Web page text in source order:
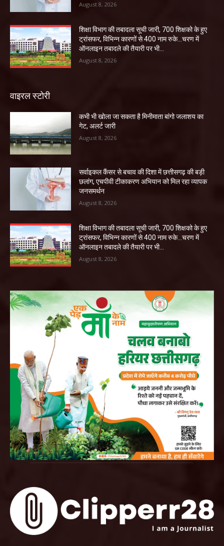
August 8, 2026
शिक्षा विभाग की तबादला सूची जारी, 700 शिक्षको के हुए
ट्रांसफर, विभिन्न कारणों से 400 नाम रुके…चरण में
ऑनलाइन तबादले की तैयारी पर भी...
August 8, 2026
वाइरल स्टोरी
कभी भी खोला जा सकता है मिनीमाता बांगो जलाशय का
गेट, अलर्ट जारी
August 8, 2026
सर्वाइकल कैंसर से बचाव की दिशा में छत्तीसगढ़ की बड़ी
छलांग, एचपीवी टीकाकरण अभियान को मिल रहा व्यापक
जनसमर्थन
August 8, 2026
शिक्षा विभाग की तबादला सूची जारी, 700 शिक्षको के हुए
ट्रांसफर, विभिन्न कारणों से 400 नाम रुके…चरण में
ऑनलाइन तबादले की तैयारी पर भी...
August 8, 2026